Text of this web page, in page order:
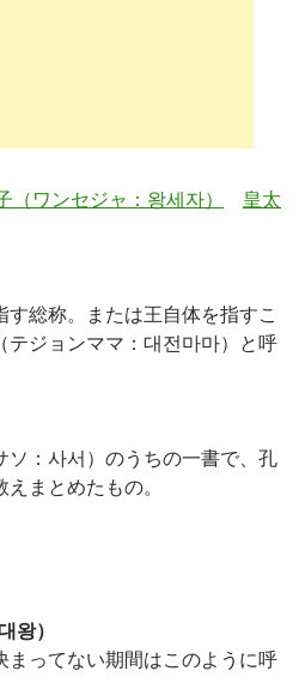
（ワンセジャ：왕세자）
皇太
総称。または王自体を指すこ
テジョンママ：대전마마）と呼
：사서）のうちの一書で、孔
まとめたもの。
왕）
ってない期間はこのように呼